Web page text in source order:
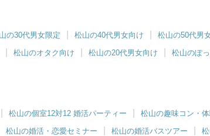
の30代男女限定 松山の40代男女向け
松山の50代男
松山のオタク向け 松山の20代男女向け 松山のぽ
松山の個室12対12 婚活パーティー 松山の趣味コン・
松山の婚活・恋愛セミナー 松山の婚活バスツアー